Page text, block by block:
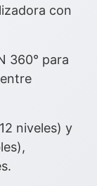
con
360° para
niveles) y